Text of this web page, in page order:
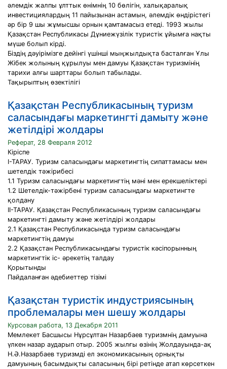
әлемдік жалпы ұлттык өнімнің 10 бөлігін, халықаралық
инвестициялардың 11 пайызынан астамын, әлемдік өндірістегі
әр бір 9 шы жұмысшы орнын қамтамасыз етеді. 1993 жылы
Қазақстан Республикасы Дұниежүзілік туристік ұйымға нақты
мүше болып кірді.
Біздің дәуірімізге дейінгі үшінші мыңжылдықта басталған Ұлы
Жібек жолының құрылуы мен дамуы Қазақстан туризмінің
тарихи алғы шарттары болып табылады.
Тақырыптың өзектілігі
Қазақстан Республикасының туризм
саласындағы маркетингті дамыту және
жетілдірі жолдары
Реферат, 28 Февраля 2012
Кіріспе
І-ТАРАУ. Туризм саласындағы маркетингтің сипаттамасы мен
шетелдік тәжірибесі
1.1 Туризм саласындағы маркетингтің мәні мен ерекшеліктері
1.2 Шетелдік-тәжірбені туризм саласындағы маркетингте
қолдану
ІІ-ТАРАУ. Қазақстан Республикасының туризм саласындағы
маркетингті дамыту және жетілдірі жолдары
2.1 Қазақстан Республикасында туризм саласындағы
маркетингтің дамуы
2.2 Қазақстан Республикасындағы туристік кәсіпорынның
маркетингтік іс- әрекетің талдау
Қорытынды
Пайдаланған әдебиеттер тізімі
Қазақстан туристік индустриясының
проблемалары мен шешу жолдары
Курсовая работа, 13 Декабря 2011
Мемлекет Басшысы Нұрсұлтан Назарбаев туризмнің дамуына
үлкен назар аударып отыр. 2005 жылғы өзінің Жолдауында-ақ
Н.Ә.Назарбаев туризмді ел экономикасының орнықты
дамуының басымдықты саласының бірі ретінде атап көрсеткен